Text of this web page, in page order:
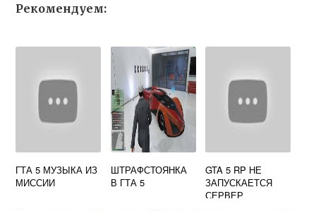
Рекомендуем:
ГТА 5 МУЗЫКА ИЗ
МИССИИ
ШТРАФСТОЯНКА
В ГТА 5
GTA 5 RP НЕ
ЗАПУСКАЕТСЯ
СЕРВЕР